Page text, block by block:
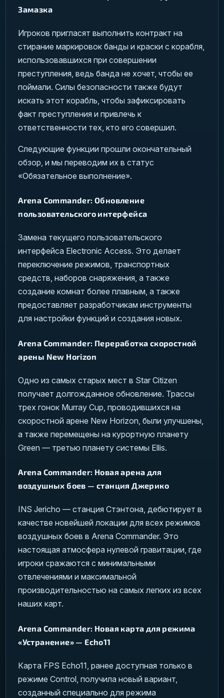
Замазка
Игроков пригласят выполнить контракт на
стирание маркировок банды и краски с корабля,
использовавшихся при совершении
преступления, ведь банда не хочет, чтобы ее
поймали. Силы безопасности также будут
искать этот корабль, чтобы зафиксировать
факт преступления и привлечь к
ответственности тех, кто его совершил.
Следующие функции прошли окончательный
обзор, и мы переводим их в статус
«Обязательное выполнение».
Arena Commander: Обновление
пользовательского интерфейса
Замена текущего пользовательского
интерфейса Electronic Access. Это делает
переключение режимов, транспортных
средств, наборов снаряжения, а также
создание комнат более плавным, а также
предоставляет разработчикам инструменты
для настройки функций и создания новых.
Arena Commander: Переработка скоростной
арены New Horizon
Одно из самых старых мест в Star Citizen
получает долгожданное обновление. Трассы
трех гонок Murray Cup, проводившихся на
скоростной арене New Horizon, были улучшены,
а также перемещены на курортную планету
Green — третью планету системы Ellis.
Arena Commander: Новая арена для
воздушных боев — станция Джерико
INS Jericho — станция Стэнтона, дебютирует в
качестве новейшей локации для всех режимов
воздушных боев в Arena Commander. Это
настоящая атмосфера нулевой гравитации, где
игроки сражаются с минимальными
отвлечениями и максимальной
производительностью на самых легких из всех
наших карт.
Arena Commander: Новая карта для режима
«Устранение» — Echo11
Карта FPS Echo11, ранее доступная только в
режиме Control, получила новый вариант,
созданный специально для режима